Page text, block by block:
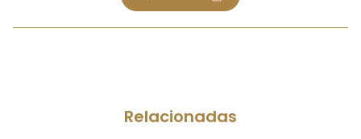
Relacionadas